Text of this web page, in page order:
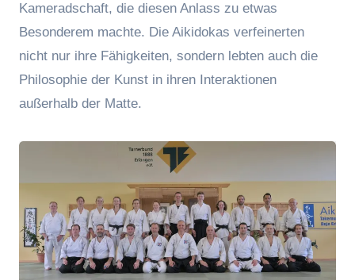
Kameradschaft, die diesen Anlass zu etwas
Besonderem machte. Die Aikidokas verfeinerten
nicht nur ihre Fähigkeiten, sondern lebten auch die
Philosophie der Kunst in ihren Interaktionen
außerhalb der Matte.